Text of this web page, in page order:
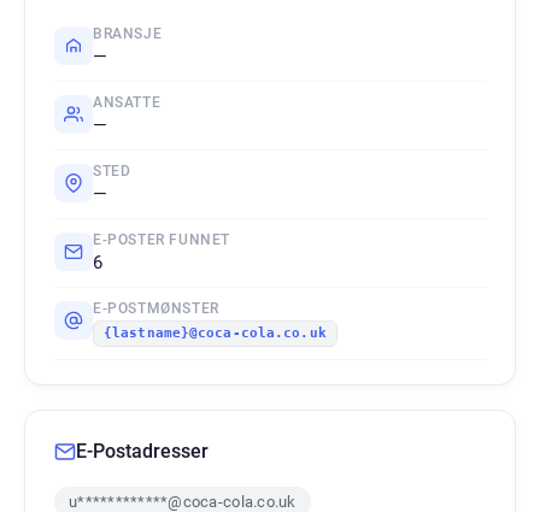
BRANSJE
—
ANSATTE
—
STED
—
E-POSTER FUNNET
6
E-POSTMØNSTER
{lastname}@coca-cola.co.uk
E-Postadresser
u************@coca-cola.co.uk